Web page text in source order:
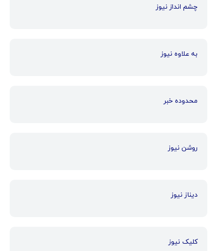
چشم انداز نیوز
به علاوه نیوز
محدوده خبر
روشن نیوز
دیناز نیوز
کلیک نیوز